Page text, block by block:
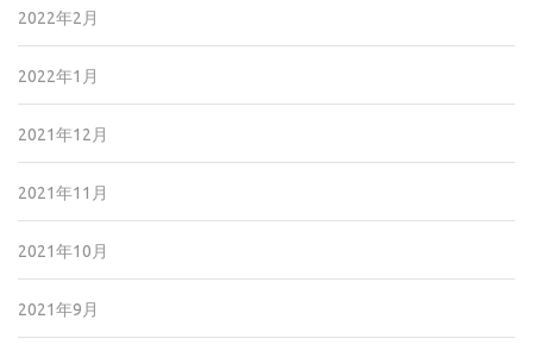
2022年2月
2022年1月
2021年12月
2021年11月
2021年10月
2021年9月